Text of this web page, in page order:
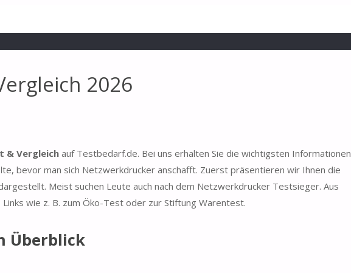
2026
& Vergleich auf Testbedarf.de. Bei uns erhalten Sie die wichtigsten Informationen
bevor man sich Netzwerkdrucker anschafft. Zuerst präsentieren wir Ihnen die
Meist suchen Leute auch nach dem Netzwerkdrucker Testsieger. Aus
wie z. B. zum Öko-Test oder zur Stiftung Warentest.
Überblick